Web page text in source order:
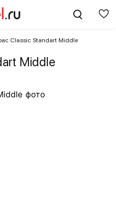
Classic Standart Middle
Middle